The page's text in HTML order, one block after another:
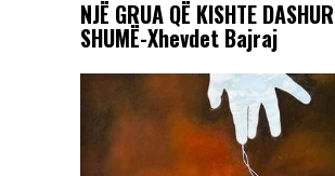
NJË GRUA QË KISHTE
SHUMË-Xhevdet Bajraj